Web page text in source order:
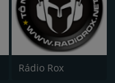
Rádio Rox